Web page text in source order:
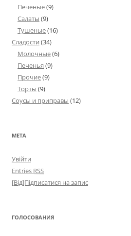
Печеные(9)
Салаты (9)
Тушеные(16)
Сладости (34)
Молочные(6)
Печенья (9)
Прочие(9)
Торты (9)
Соусы и приправы (12)
МЕТА
Увійти
Entries RSS
[Від]Підписатися на запис
ГОЛОСОВАНИЯ